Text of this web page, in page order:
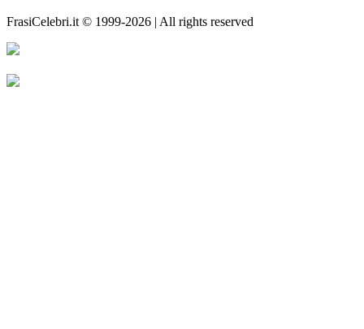
FrasiCelebri.it © 1999-2026 | All rights reserved